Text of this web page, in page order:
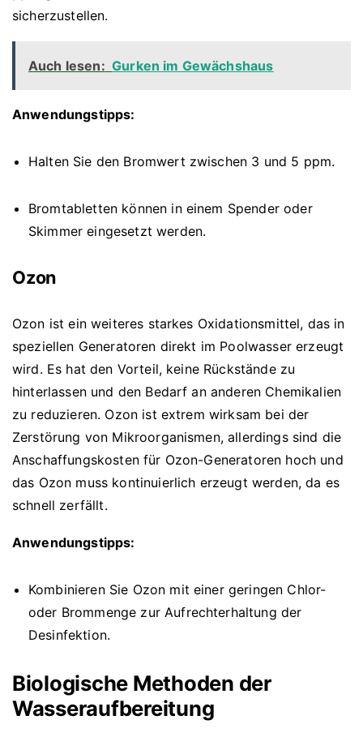
sicherzustellen.
Auch lesen: Gurken im Gewächshaus
Anwendungstipps:
Halten Sie den Bromwert zwischen 3 und 5 ppm.
Bromtabletten können in einem Spender oder
Skimmer eingesetzt werden.
Ozon
Ozon ist ein weiteres starkes Oxidationsmittel, das in
speziellen Generatoren direkt im Poolwasser erzeugt
wird. Es hat den Vorteil, keine Rückstände zu
hinterlassen und den Bedarf an anderen Chemikalien
zu reduzieren. Ozon ist extrem wirksam bei der
Zerstörung von Mikroorganismen, allerdings sind die
Anschaffungskosten für Ozon-Generatoren hoch und
das Ozon muss kontinuierlich erzeugt werden, da es
schnell zerfällt.
Anwendungstipps:
Kombinieren Sie Ozon mit einer geringen Chlor-
oder Brommenge zur Aufrechterhaltung der
Desinfektion.
Biologische Methoden der
Wasseraufbereitung